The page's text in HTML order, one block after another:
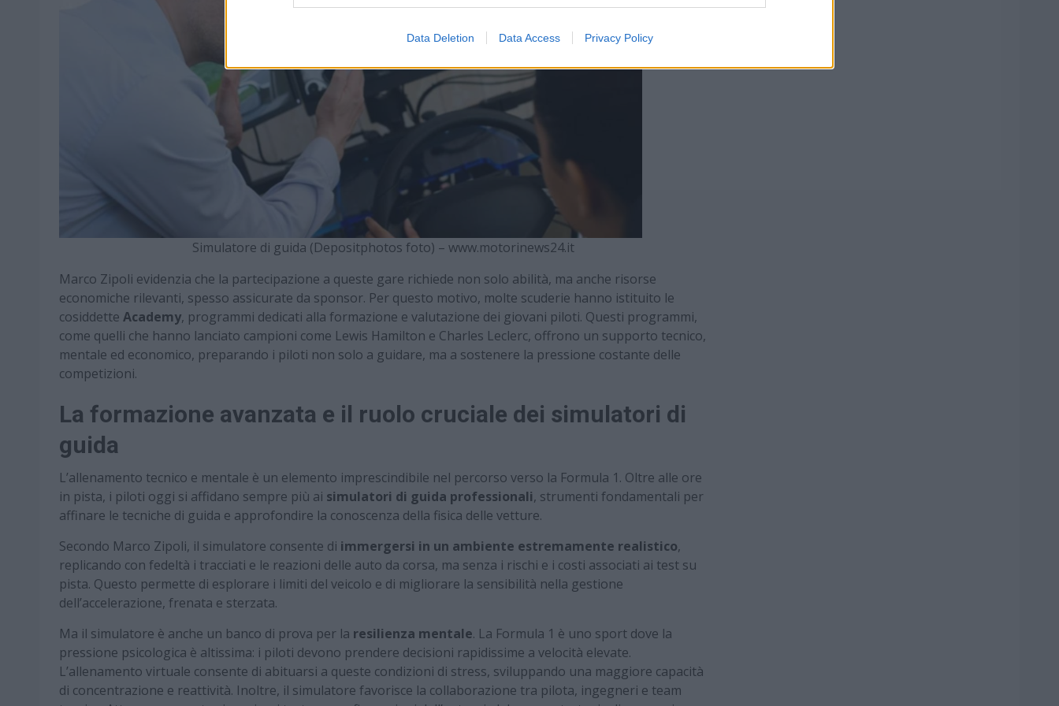
Data Deletion Data Access Privacy Policy
Simulatore di guida (Depositphotos foto) – www.motorinews24.it
Marco Zipoli evidenzia che la partecipazione a queste gare richiede non solo abilità, ma anche risorse
economiche rilevanti, spesso assicurate da sponsor. Per questo motivo, molte scuderie hanno istituito le
cosiddette Academy, programmi dedicati alla formazione e valutazione dei giovani piloti. Questi programmi,
come quelli che hanno lanciato campioni come Lewis Hamilton e Charles Leclerc, offrono un supporto tecnico,
mentale ed economico, preparando i piloti non solo a guidare, ma a sostenere la pressione costante delle
competizioni.
La formazione avanzata e il ruolo cruciale dei simulatori di
guida
L’allenamento tecnico e mentale è un elemento imprescindibile nel percorso verso la Formula 1. Oltre alle ore
in pista, i piloti oggi si affidano sempre più ai simulatori di guida professionali, strumenti fondamentali per
affinare le tecniche di guida e approfondire la conoscenza della fisica delle vetture.
Secondo Marco Zipoli, il simulatore consente di immergersi in un ambiente estremamente realistico,
replicando con fedeltà i tracciati e le reazioni delle auto da corsa, ma senza i rischi e i costi associati ai test su
pista. Questo permette di esplorare i limiti del veicolo e di migliorare la sensibilità nella gestione
dell’accelerazione, frenata e sterzata.
Ma il simulatore è anche un banco di prova per la resilienza mentale. La Formula 1 è uno sport dove la
pressione psicologica è altissima: i piloti devono prendere decisioni rapidissime a velocità elevate.
L’allenamento virtuale consente di abituarsi a queste condizioni di stress, sviluppando una maggiore capacità
di concentrazione e reattività. Inoltre, il simulatore favorisce la collaborazione tra pilota, ingegneri e team